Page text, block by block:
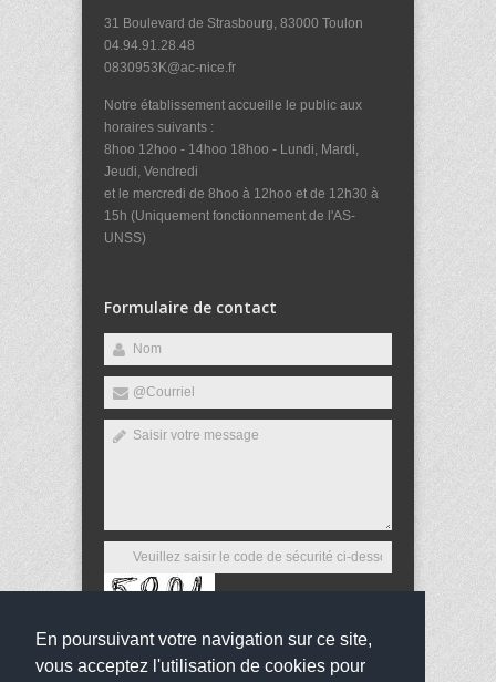
En poursuivant votre navigation sur ce site,
vous acceptez l'utilisation de cookies pour
31 Boulevard de Strasbourg, 83000 Toulon
04.94.91.28.48
0830953K@ac-nice.fr
Notre établissement accueille le public aux
horaires suivants :
8hoo 12hoo - 14hoo 18hoo - Lundi, Mardi,
Jeudi, Vendredi
et le mercredi de 8hoo à 12hoo et de 12h30 à
15h (Uniquement fonctionnement de l'AS-
UNSS)
Formulaire de contact
Envoyer